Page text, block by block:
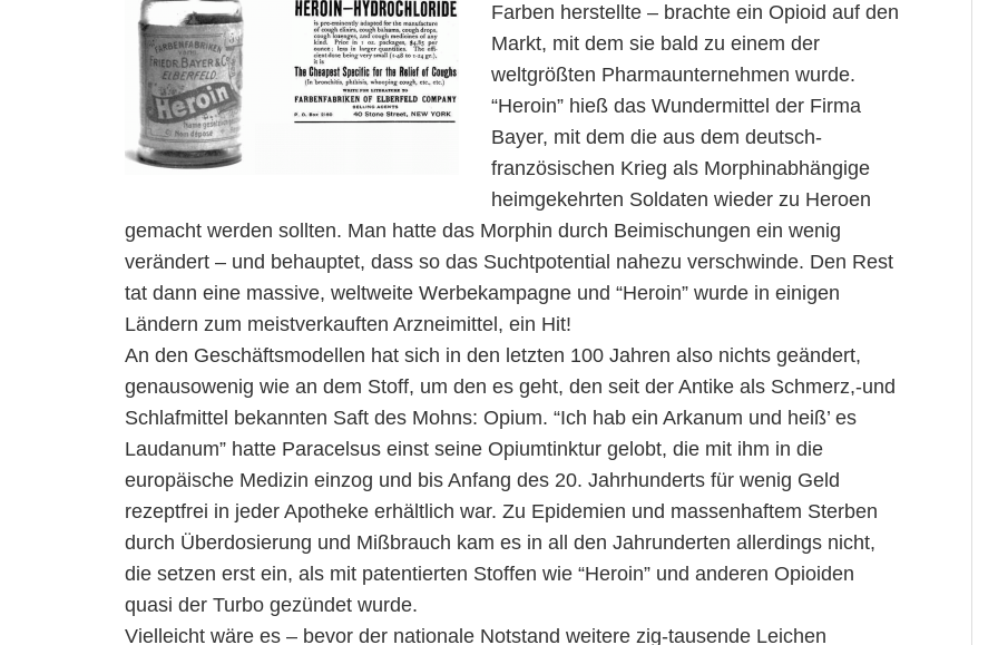
Farben herstellte – brachte ein Opioid auf den
Markt, mit dem sie bald zu einem der
weltgrößten Pharmaunternehmen wurde.
“Heroin” hieß das Wundermittel der Firma
Bayer, mit dem die aus dem deutsch-
französischen Krieg als Morphinabhängige
heimgekehrten Soldaten wieder zu Heroen
gemacht werden sollten. Man hatte das Morphin durch Beimischungen ein wenig
verändert – und behauptet, dass so das Suchtpotential nahezu verschwinde. Den Rest
tat dann eine massive, weltweite Werbekampagne und “Heroin” wurde in einigen
Ländern zum meistverkauften Arzneimittel, ein Hit!
An den Geschäftsmodellen hat sich in den letzten 100 Jahren also nichts geändert,
genausowenig wie an dem Stoff, um den es geht, den seit der Antike als Schmerz,-und
Schlafmittel bekannten Saft des Mohns: Opium. “Ich hab ein Arkanum und heiß’ es
Laudanum” hatte Paracelsus einst seine Opiumtinktur gelobt, die mit ihm in die
europäische Medizin einzog und bis Anfang des 20. Jahrhunderts für wenig Geld
rezeptfrei in jeder Apotheke erhältlich war. Zu Epidemien und massenhaftem Sterben
durch Überdosierung und Mißbrauch kam es in all den Jahrunderten allerdings nicht,
die setzen erst ein, als mit patentierten Stoffen wie “Heroin” und anderen Opioiden
quasi der Turbo gezündet wurde.
Vielleicht wäre es – bevor der nationale Notstand weitere zig-tausende Leichen